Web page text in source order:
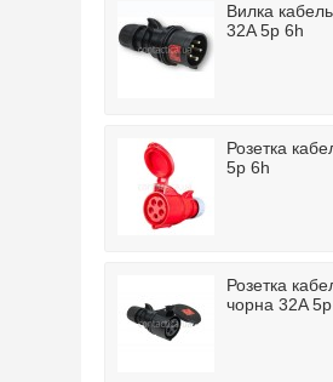
Вилка
32A 5p 6h
Розетка
5p 6h
Розетка
чорна 32A